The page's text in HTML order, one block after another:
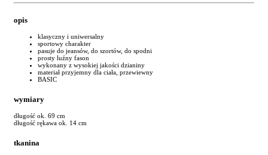
opis
klasyczny i uniwersalny
sportowy charakter
pasuje do jeansów, do szortów, do spodni
prosty luźny fason
wykonany z wysokiej jakości dzianiny
materiał przyjemny dla ciała, przewiewny
BASIC
wymiary
długość ok. 69 cm
długość rękawa ok. 14 cm
tkanina